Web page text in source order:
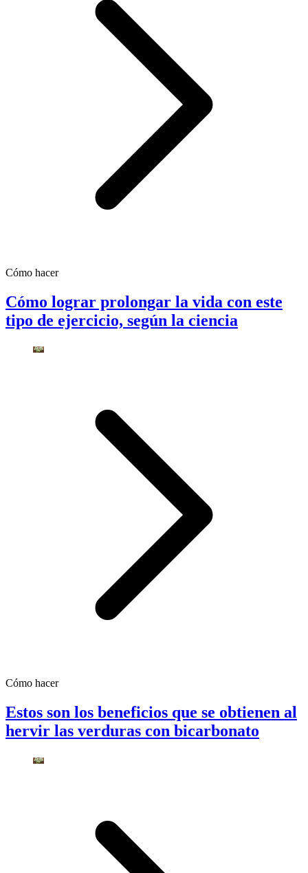
Cómo hacer
Cómo lograr prolongar la vida con este
tipo de ejercicio, según la ciencia
Cómo hacer
Estos son los beneficios que se obtienen al
hervir las verduras con bicarbonato